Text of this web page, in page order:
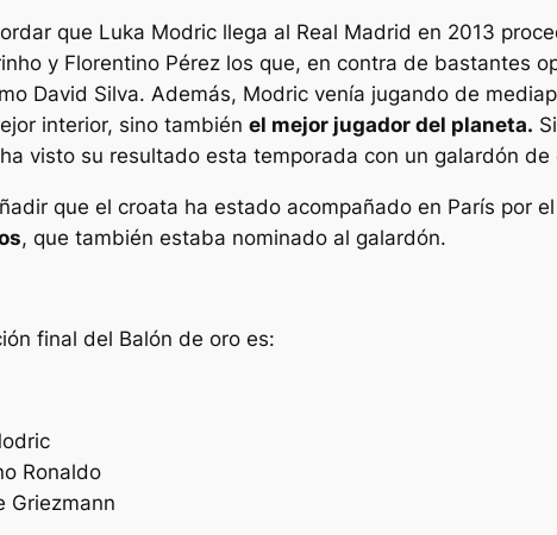
que Luka Modric llega al Real Madrid en 2013
y Florentino Pérez los que, en contra de bastantes
David Silva. Además, Modric venía jugando de
interior, sino también el mejor jugador del planeta.
visto su resultado esta temporada con un galardón de
que el croata ha estado acompañado en París por
, que también estaba nominado al galardón.
final del Balón de oro es:
Ronaldo
Griezmann